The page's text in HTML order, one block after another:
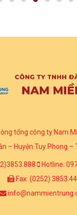
tổng công ty Nam
– Huyện Tuy Phong –
Hotline:
Fax: (0252)